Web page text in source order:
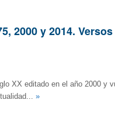
2000 y 2014.
XX editado en el año 2000 y
»